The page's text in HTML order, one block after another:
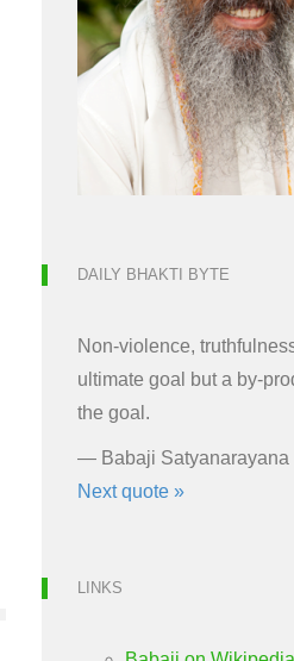
DAILY BHAKTI BYTE
Non-violence,
ultimate goal but a by-
the goal.
— Babaji Satyanarayana
Next quote »
LINKS